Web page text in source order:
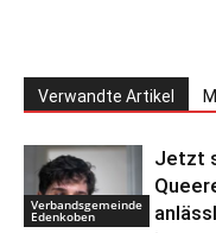
Verwandte Artikel
Verbandsgemeinde
Edenkoben
Jetzt